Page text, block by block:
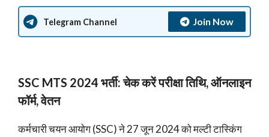
Telegram Channel Join Now
SSC MTS 2024 भर्ती: चेक करें परीक्षा तिथि, ऑनलाइन
फॉर्म, वेतन
कर्मचारी चयन आयोग (SSC) ने 27 जून 2024 को मल्टी टास्किंग